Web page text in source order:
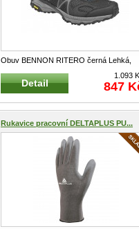
Obuv BENNON RITERO černá Lehká,
vzdušná, pohodlná obuv Vhodná také...
Detail
1.093
847
Rukavice pracovní DELTAPLUS PU...